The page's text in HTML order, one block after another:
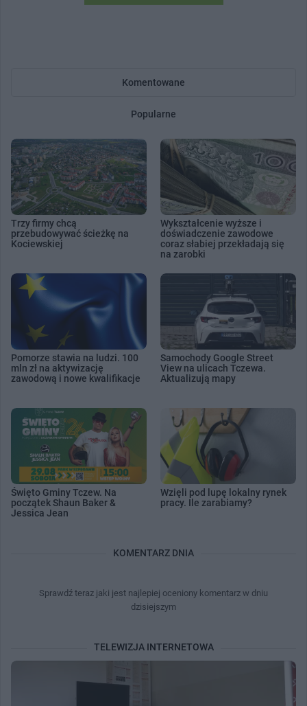
Komentowane
Popularne
Trzy firmy chcą
przebudowywać ścieżkę na
Kociewskiej
Wykształcenie wyższe i
doświadczenie zawodowe
coraz słabiej przekładają się
na zarobki
Pomorze stawia na ludzi. 100
mln zł na aktywizację
zawodową i nowe kwalifikacje
Samochody Google Street
View na ulicach Tczewa.
Aktualizują mapy
Święto Gminy Tczew. Na
początek Shaun Baker &
Jessica Jean
Wzięli pod lupę lokalny rynek
pracy. Ile zarabiamy?
KOMENTARZ DNIA
Sprawdź teraz jaki jest najlepiej oceniony komentarz w dniu
dzisiejszym
TELEWIZJA INTERNETOWA